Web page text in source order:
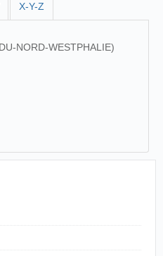
X-Y-Z
NORD-WESTPHALIE)